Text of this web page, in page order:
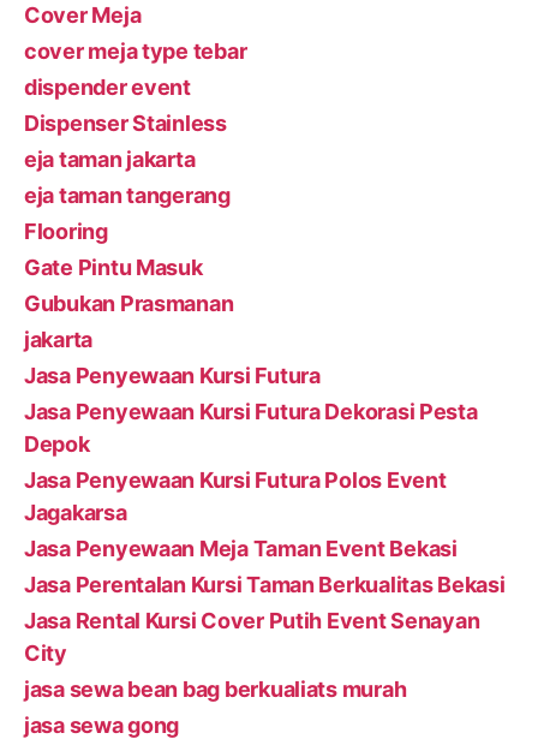
Cover Meja
cover meja type tebar
dispender event
Dispenser Stainless
eja taman jakarta
eja taman tangerang
Flooring
Gate Pintu Masuk
Gubukan Prasmanan
jakarta
Jasa Penyewaan Kursi Futura
Jasa Penyewaan Kursi Futura Dekorasi Pesta
Depok
Jasa Penyewaan Kursi Futura Polos Event
Jagakarsa
Jasa Penyewaan Meja Taman Event Bekasi
Jasa Perentalan Kursi Taman Berkualitas Bekasi
Jasa Rental Kursi Cover Putih Event Senayan
City
jasa sewa bean bag berkualiats murah
jasa sewa gong